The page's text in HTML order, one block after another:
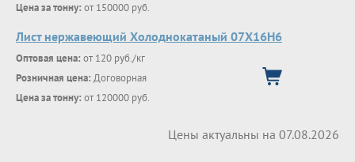
Цена за тонну: от 150000 руб.
Лист нержавеющий Холоднокатаный 07X16H6
Оптовая цена: от 120 руб./кг
Розничная цена: Договорная
Цена за тонну: от 120000 руб.
Цены актуальны на 07.08.2026